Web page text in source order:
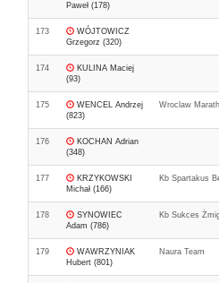
Paweł (178)
173
WÓJTOWICZ
Grzegorz (320)
174
KULINA Maciej
(93)
175
WENCEL Andrzej
(823)
Wroclaw
176
KOCHAN Adrian
(348)
177
KRZYKOWSKI
Michał (166)
Kb Spartakus
178
SYNOWIEC
Adam (786)
Kb Sukces
179
WAWRZYNIAK
Hubert (801)
Naura Team